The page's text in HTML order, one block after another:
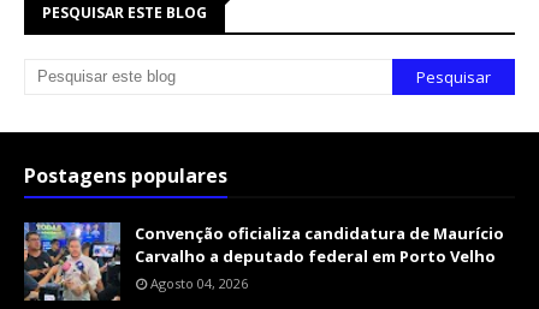
PESQUISAR ESTE BLOG
Postagens populares
Convenção oficializa candidatura de Maurício
Carvalho a deputado federal em Porto Velho
Agosto 04, 2026